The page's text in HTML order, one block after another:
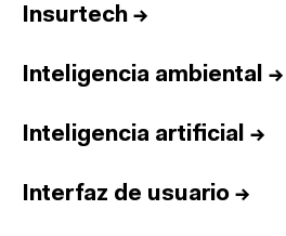
Insurtech →
Inteligencia ambiental →
Inteligencia artificial →
Interfaz de usuario →